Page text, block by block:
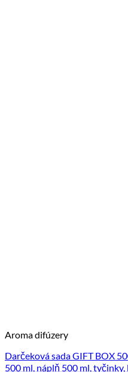
Aroma difúzery
Darčeková sada GIFT BOX
500 ml, náplň 500 ml,